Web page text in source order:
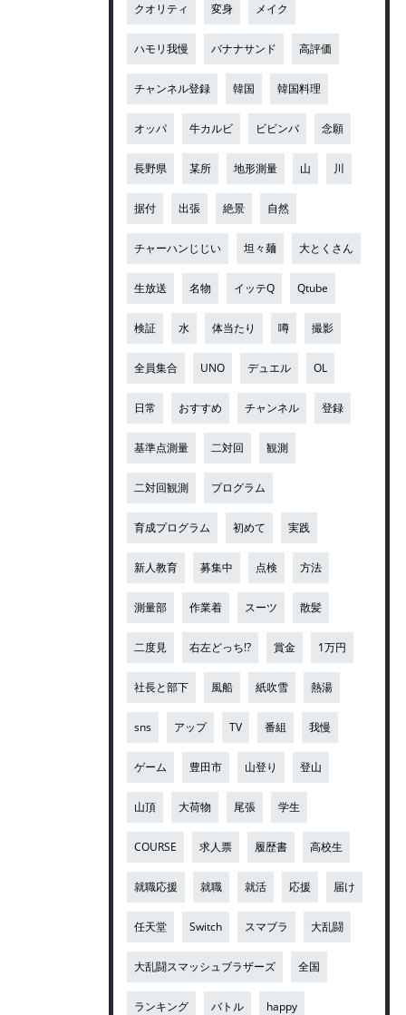
クオリティ 変身 メイク
ハモリ我慢 バナナサンド 高評価
チャンネル登録 韓国 韓国料理
オッパ 牛カルビ ビビンバ 念願
長野県 某所 地形測量 山 川
据付 出張 絶景 自然
チャーハンじじい 坦々麺 大とくさん
生放送 名物 イッテQ Qtube
検証 水 体当たり 噂 撮影
全員集合 UNO デュエル OL
日常 おすすめ チャンネル 登録
基準点測量 二対回 観測
二対回観測 プログラム
育成プログラム 初めて 実践
新人教育 募集中 点検 方法
測量部 作業着 スーツ 散髪
二度見 右左どっち!? 賞金 1万円
社長と部下 風船 紙吹雪 熱湯
sns アップ TV 番組 我慢
ゲーム 豊田市 山登り 登山
山頂 大荷物 尾張 学生
COURSE 求人票 履歴書 高校生
就職応援 就職 就活 応援 届け
任天堂 Switch スマブラ 大乱闘
大乱闘スマッシュブラザーズ 全国
ランキング バトル happy